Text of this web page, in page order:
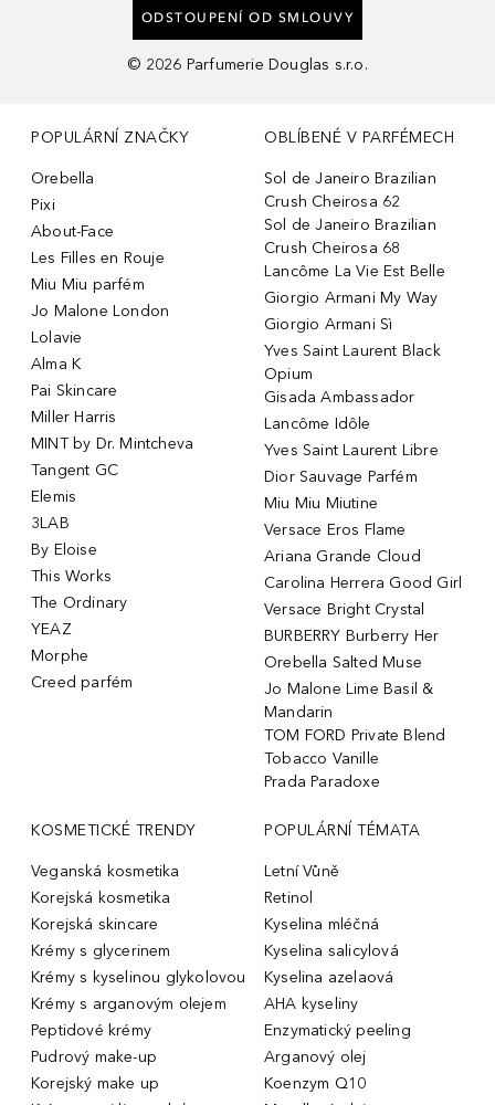
ODSTOUPENÍ OD SMLOUVY
© 2026 Parfumerie Douglas s.r.o.
POPULÁRNÍ ZNAČKY
Orebella
Pixi
About-Face
Les Filles en Rouje
Miu Miu parfém
Jo Malone London
Lolavie
Alma K
Pai Skincare
Miller Harris
MINT by Dr. Mintcheva
Tangent GC
Elemis
3LAB
By Eloise
This Works
The Ordinary
YEAZ
Morphe
Creed parfém
OBLÍBENÉ V PARFÉMECH
Sol de Janeiro Brazilian
Crush Cheirosa 62
Sol de Janeiro Brazilian
Crush Cheirosa 68
Lancôme La Vie Est Belle
Giorgio Armani My Way
Giorgio Armani Sì
Yves Saint Laurent Black
Opium
Gisada Ambassador
Lancôme Idôle
Yves Saint Laurent Libre
Dior Sauvage Parfém
Miu Miu Miutine
Versace Eros Flame
Ariana Grande Cloud
Carolina Herrera Good Girl
Versace Bright Crystal
BURBERRY Burberry Her
Orebella Salted Muse
Jo Malone Lime Basil &
Mandarin
TOM FORD Private Blend
Tobacco Vanille
Prada Paradoxe
KOSMETICKÉ TRENDY
Veganská kosmetika
Korejská kosmetika
Korejská skincare
Krémy s glycerinem
Krémy s kyselinou glykolovou
Krémy s arganovým olejem
Peptidové krémy
Pudrový make-up
Korejský make up
POPULÁRNÍ TÉMATA
Letní Vůně
Retinol
Kyselina mléčná
Kyselina salicylová
Kyselina azelaová
AHA kyseliny
Enzymatický peeling
Arganový olej
Koenzym Q10